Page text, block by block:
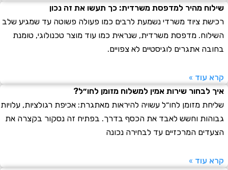
מהיר למדפסת משרדית: כך תעשו את זה נכון
ציוד משרדי נשמעת לרבים כמו פעולה פשוטה עד שמגיע שלב
מדפסת משרדית, שנראית כמו עוד מוצר טכנולוגי, טומנת
אתגרים לוגיסטיים לא צפויים.
»
שירות אמין למשלוח מזומן לחו״ל?
מזומן לחו״ל עשויה להיראות מאתגרת: אכיפת רגולציות, עלויות
וחשש לאבד את הכסף בדרך. בפתיח זה נסקור בקצרה את
המרכזיים עד לבחירה נכונה
»